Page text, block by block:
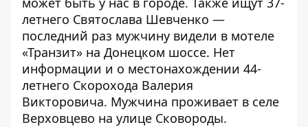
летнего Святослава Шевченко —
последний раз мужчину видели в мотеле
«Транзит» на Донецком шоссе. Нет
информации и о местонахождении 44-
летнего Скорохода Валерия
Викторовича. Мужчина проживает в селе
Верховцево на улице Сковороды.